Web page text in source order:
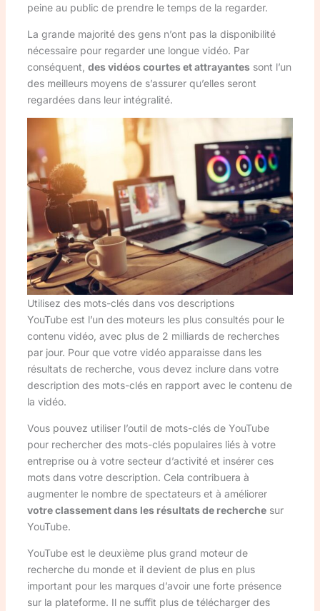
peine au public de prendre le temps de la regarder.
La grande majorité des gens n’ont pas la disponibilité
nécessaire pour regarder une longue vidéo. Par
conséquent, des vidéos courtes et attrayantessont l’un
des meilleurs moyens de s’assurer qu’elles seront
regardées dans leur intégralité.
Utilisez des mots-clés dans vos descriptions
YouTube est l’un des moteurs les plus consultés pour le
contenu vidéo, avec plus de 2 milliards de recherches
par jour. Pour que votre vidéo apparaisse dans les
résultats de recherche, vous devez inclure dans votre
description des mots-clés en rapport avec le contenu de
la vidéo.
Vous pouvez utiliser l’outil de mots-clés de YouTube
pour rechercher des mots-clés populaires liés à votre
entreprise ou à votre secteur d’activité et insérer ces
mots dans votre description. Cela contribuera à
augmenter le nombre de spectateurs et à améliorer
votre classement dans les résultats de recherchesur
YouTube.
YouTube est le deuxième plus grand moteur de
recherche du monde et il devient de plus en plus
important pour les marques d’avoir une forte présence
sur la plateforme. Il ne suffit plus de télécharger des